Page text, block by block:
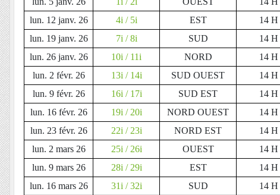
lun. 12 janv. 26
4i / 5i EST 14 H
lun. 19 janv. 26
7i / 8i SUD 14 H
lun. 26 janv. 26
10i / 11i NORD 14 H
lun. 2 févr. 26
13i / 14i SUD OUEST 14 H
lun. 9 févr. 26
16i / 17i SUD EST 14 H
lun. 16 févr. 26
19i / 20i NORD OUEST 14 H
lun. 23 févr. 26
22i / 23i NORD EST 14 H
lun. 2 mars 26
25i / 26i OUEST 14 H
lun. 9 mars 26
28i / 29i EST 14 H
lun. 16 mars 26
31i / 32i SUD 14 H